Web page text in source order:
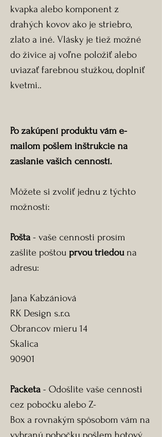
kvapka alebo komponent z
drahých kovov ako je striebro,
zlato a iné. Vlásky je tiež možné
do živice aj voľne položiť alebo
uviazať farebnou stužkou, doplniť
kvetmi..
Po zakúpení produktu vám e-
mailom pošlem inštrukcie na
zaslanie vašich cenností.
Môžete si zvoliť jednu z týchto
možností:
Pošta - vaše cennosti prosím
zašlite poštou prvou triedou na
adresu:
Jana Kabzániová
RK Design s.r.o.
Obrancov mieru 14
Skalica
90901
Packeta - Odošlite vaše cennosti
cez pobočku alebo Z-
Box a rovnakým spôsobom vám na